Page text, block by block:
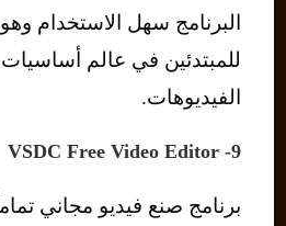
البرنامج سهل الاستخدام
للمبتدئين في عالم
الفيديوهات.
9- VSDC Free Video Editor
برنامج صنع فيديو مجاني